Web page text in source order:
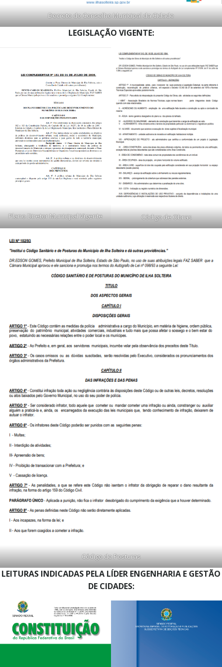
Decreto do Conselho Municipal da Cidade
LEGISLAÇÃO VIGENTE:
Plano Diretor Municipal Vigente Código de Obras
Código de Posturas
LEITURAS INDICADAS PELA LÍDER ENGENHARIA E GESTÃO
DE CIDADES: